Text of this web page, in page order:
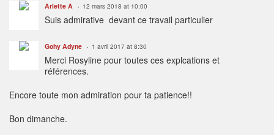
Arlette A 12 mars 2018 at 10:00
Suis admirative devant ce travail particulier
Gohy Adyne 1 avril 2017 at 8:30
Merci Rosyline pour toutes ces explcations et
références.
Encore toute mon admiration pour ta patience!!
Bon dimanche.